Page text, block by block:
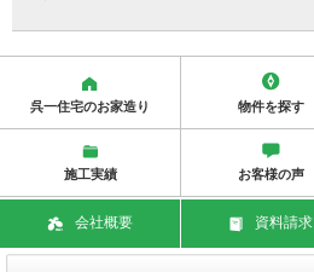
呉一住宅のお家造り 物件を探す
施工実績 お客様の声
会社概要 資料請求